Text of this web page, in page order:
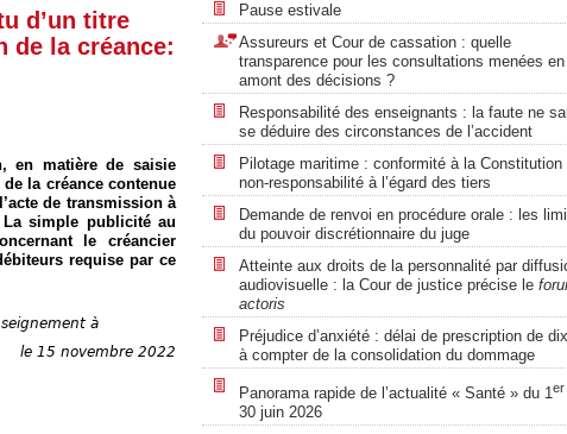
d’un titre
de la créance:
en matière de saisie
la créance contenue
de transmission à
simple publicité au
le créancier
requise par ce
à
le 15 novembre 2022
Pause estivale
Assureurs et Cour de cassation : quelle
transparence pour les consultations menées en
amont des décisions ?
Responsabilité des enseignants : la faute ne
se déduire des circonstances de l’accident
Pilotage maritime : conformité à la Constitution
non-responsabilité à l’égard des tiers
Demande de renvoi en procédure orale : les
du pouvoir discrétionnaire du juge
Atteinte aux droits de la personnalité par
audiovisuelle : la Cour de justice précise le
actoris
Préjudice d’anxiété : délai de prescription de
à compter de la consolidation du dommage
Panorama rapide de l’actualité « Santé » du 1er
30 juin 2026